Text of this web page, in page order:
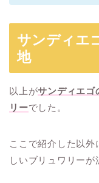
サンディエ
地
以上がサンディエゴ
リーでした。
ここで紹介した以
しいブリュワリーが